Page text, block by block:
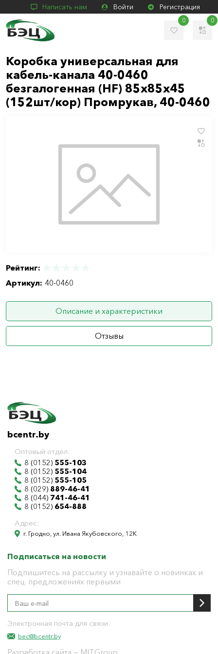
Написать нам Войти Регистрация
0 0
Коробка универсальная для
кабель-канала 40-0460
безгалогенная (HF) 85х85х45
(152шт/кор) Промрукав, 40-0460
Рейтинг:
Артикул: 40-0460
Описание и характеристики
Отзывы
bcentr.by
Оптовый отдел:
8 (0152) 555-103
8 (0152) 555-104
8 (0152) 555-105
8 (029) 889-46-41
8 (044) 741-46-41
8 (0152) 654-888
Адрес:
г. Гродно, ул. Ивана Якубовского, 12К
Подписаться на новости
Подпишитесь на рассылку и узнавайте о новинках и
спец. предложениях первыми
Электронная почта для связи:
bec@bcentr.by